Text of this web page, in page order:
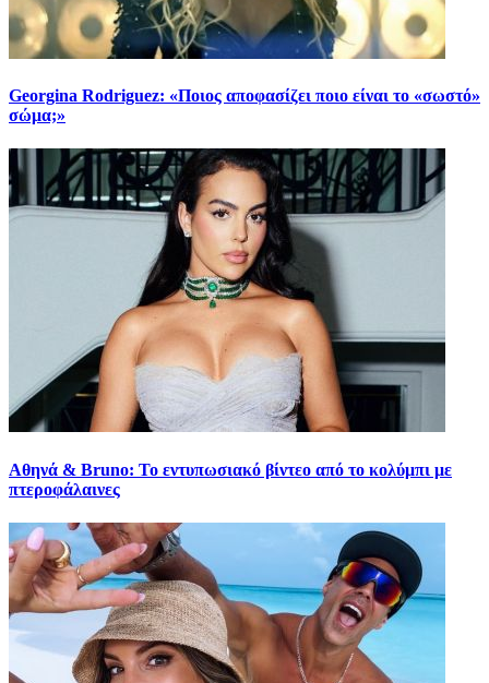
Georgina Rodriguez: «Ποιος αποφασίζει ποιο είναι το «σωστό»
σώμα;»
Αθηνά & Bruno: Το εντυπωσιακό βίντεο από το κολύμπι με
πτεροφάλαινες